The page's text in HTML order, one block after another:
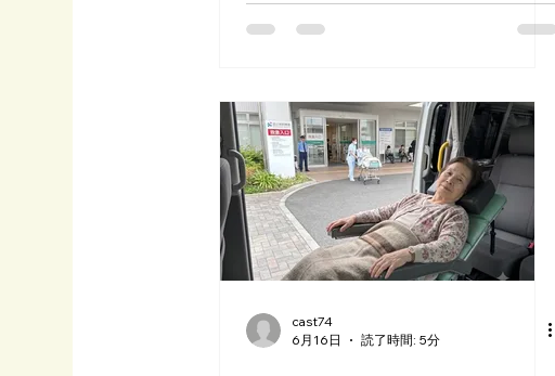
cast74
6月16日
読了時間: 5分